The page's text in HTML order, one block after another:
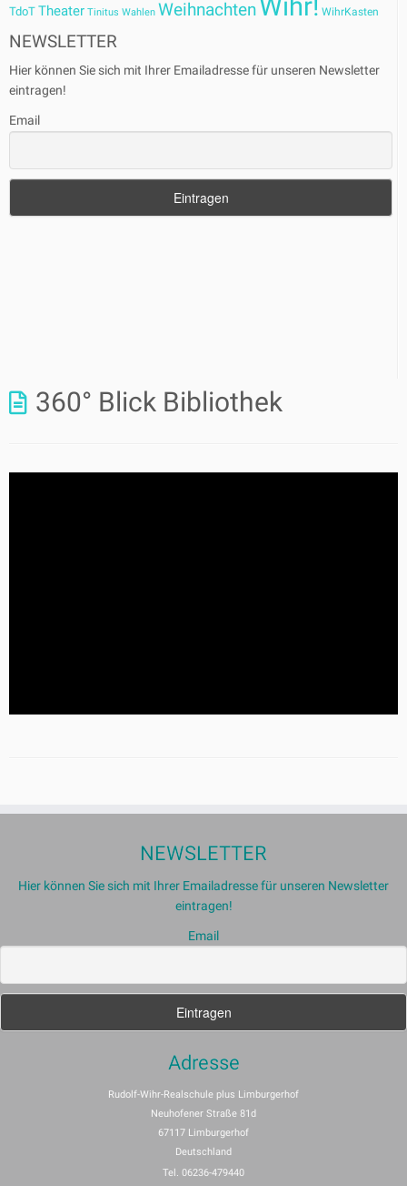
TdoT Theater Tinitus Wahlen WeihnachtenWihr! WihrKasten
NEWSLETTER
Hier können Sie sich mit Ihrer Emailadresse für unseren Newsletter
eintragen!
Email
360° Blick Bibliothek
NEWSLETTER
Hier können Sie sich mit Ihrer Emailadresse für unseren Newsletter
eintragen!
Email
Adresse
Rudolf-Wihr-Realschule plus Limburgerhof
Neuhofener Straße 81d
67117 Limburgerhof
Deutschland
Tel. 06236-479440